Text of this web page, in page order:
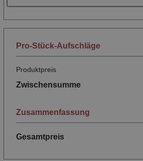
Pro-Stück-Aufschläge
Produktpreis
Zwischensumme
Zusammenfassung
Gesamtpreis